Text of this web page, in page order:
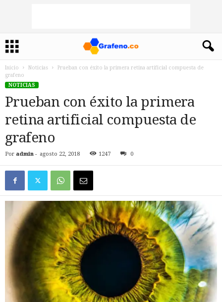
Inicio Noticias
Prueban con éxito la primera retina artificial compuesta de
grafeno
NOTICIAS
Prueban con éxito la primera
retina artificial compuesta de
grafeno
Por admin - agosto 22, 2018 1247 0